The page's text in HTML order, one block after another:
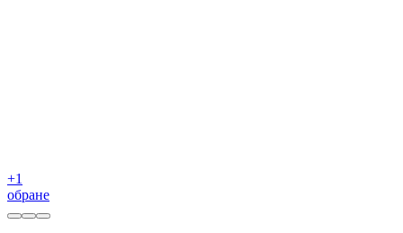
+1
обране